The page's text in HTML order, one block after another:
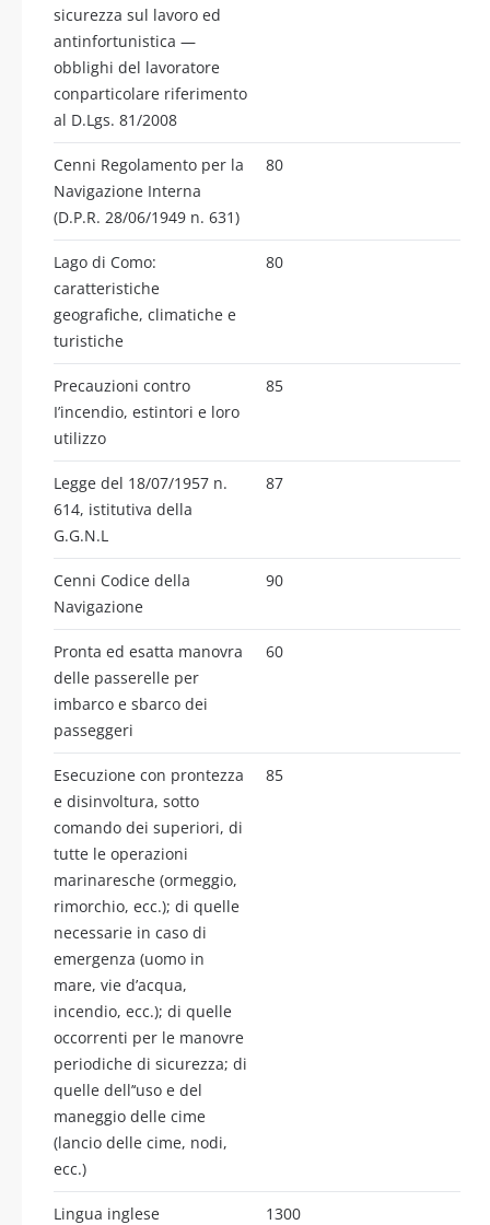
sicurezza sul lavoro ed
antinfortunistica —
obblighi del lavoratore
conparticolare riferimento
al D.Lgs. 81/2008
Cenni Regolamento per la
Navigazione Interna
(D.P.R. 28/06/1949 n. 631)
80
Lago di Como:
caratteristiche
geografiche, climatiche e
turistiche
80
Precauzioni contro
I’incendio, estintori e loro
utilizzo
85
Legge del 18/07/1957 n.
614, istitutiva della
G.G.N.L
87
Cenni Codice della
Navigazione
90
Pronta ed esatta manovra
delle passerelle per
imbarco e sbarco dei
passeggeri
60
Esecuzione con prontezza
e disinvoltura, sotto
comando dei superiori, di
tutte le operazioni
marinaresche (ormeggio,
rimorchio, ecc.); di quelle
necessarie in caso di
emergenza (uomo in
mare, vie d’acqua,
incendio, ecc.); di quelle
occorrenti per le manovre
periodiche di sicurezza; di
quelle dell’‘uso e del
maneggio delle cime
(lancio delle cime, nodi,
ecc.)
85
Lingua inglese 1300